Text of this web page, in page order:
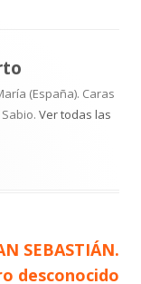
(España). Caras
Ver todas las
SEBASTIÁN.
desconocido